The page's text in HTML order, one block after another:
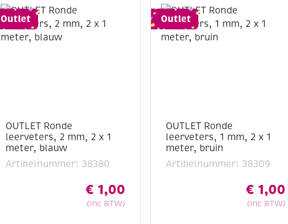
Outlet
OUTLET Ronde
leerveters, 2 mm, 2 x 1
meter, blauw
Artikelnummer: 38380
€ 1,00
(Inc BTW)
Outlet
OUTLET Ronde
leerveters, 1 mm, 2 x 1
meter, bruin
Artikelnummer: 38309
€ 1,00
(Inc BTW)